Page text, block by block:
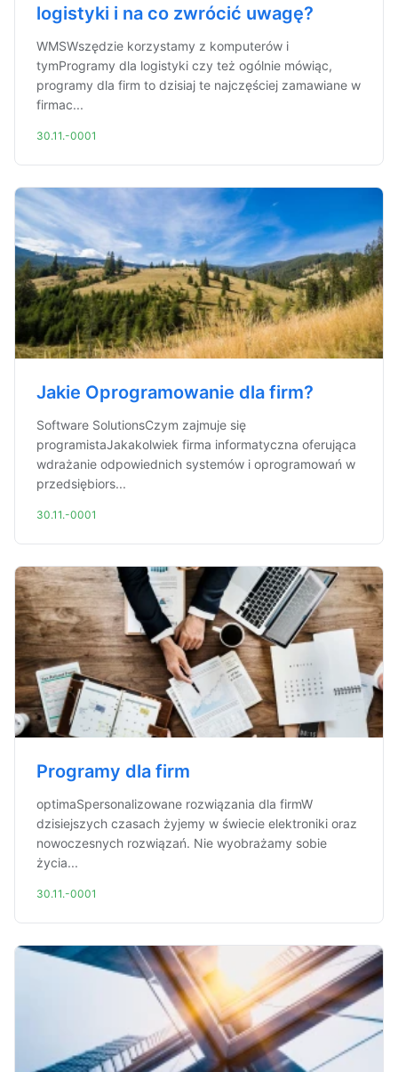
logistyki i na co zwrócić uwagę?
WMSWszędzie korzystamy z komputerów i
tymProgramy dla logistyki czy też ogólnie mówiąc,
programy dla firm to dzisiaj te najczęściej zamawiane w
firmac...
30.11.-0001
Jakie Oprogramowanie dla firm?
Software SolutionsCzym zajmuje się
programistaJakakolwiek firma informatyczna oferująca
wdrażanie odpowiednich systemów i oprogramowań w
przedsiębiors...
30.11.-0001
Programy dla firm
optimaSpersonalizowane rozwiązania dla firmW
dzisiejszych czasach żyjemy w świecie elektroniki oraz
nowoczesnych rozwiązań. Nie wyobrażamy sobie
życia...
30.11.-0001